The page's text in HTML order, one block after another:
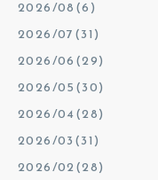
2026/08(6)
2026/07(31)
2026/06(29)
2026/05(30)
2026/04(28)
2026/03(31)
2026/02(28)